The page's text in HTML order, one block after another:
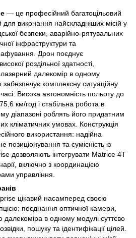
— це професійний багатоцільовий
для виконання найскладніших місій у
безпеки, аварійно-рятувальних
інфраструктури та
Дрон поєднує
роздільної здатності,
лазерний далекомір в одному
забезпечує комплексну ситуаційну
Висока автономність польоту до
км/год і стабільна робота в
діапазоні роблять його придатним
кліматичних умовах. Конструкція
використання: надійна
позиціонування та сумісність із
дозволяють інтегрувати Matrice 4T
включно з координацією
управління.
цікавий насамперед своєю
поєднання оптичної камери,
далекоміра в одному модулі суттєво
пошуку та ідентифікації цілей.